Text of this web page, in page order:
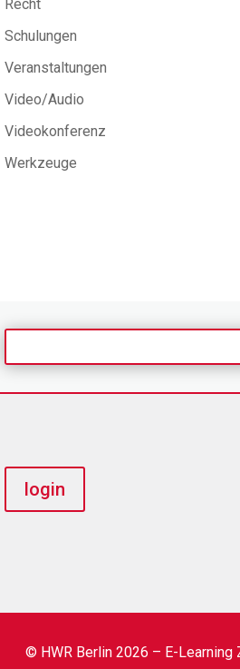
Recht
Schulungen
Veranstaltungen
Video/Audio
Videokonferenz
Werkzeuge
login
© HWR Berlin 2026 – E-Learning